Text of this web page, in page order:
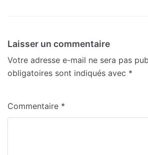
Laisser un commentaire
Votre adresse e-mail ne sera pas
obligatoires sont indiqués avec *
Commentaire *